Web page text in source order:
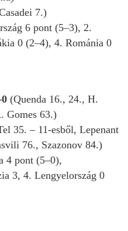
7.)
6 pont (5–3), 2.
0 (2–4), 4. Románia 0
(Quenda 16., 24., H.
Gomes 63.)
35. – 11-esből, Lepenant
76., Szazonov 84.)
4 pont (5–0),
3, 4. Lengyelország 0